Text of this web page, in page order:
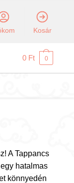
Kosár
0 Ft 0
A Tappancs
hatalmas
könnyedén